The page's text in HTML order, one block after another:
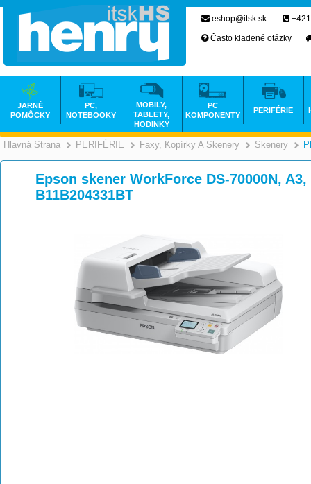
Hlavná Strana >
PERIFÉRIE >
Faxy, Kopírky A Skenery Skenery
Epson skener WorkForce DS-70000N,
B11B204331BT
eshop@itsk.sk
Často kladené otázky
JARNÉ
POMÔCKY
PC,
NOTEBOOKY
MOBILY,
TABLETY,
HODINKY
PC
KOMPONENTY
PERIFÉRIE